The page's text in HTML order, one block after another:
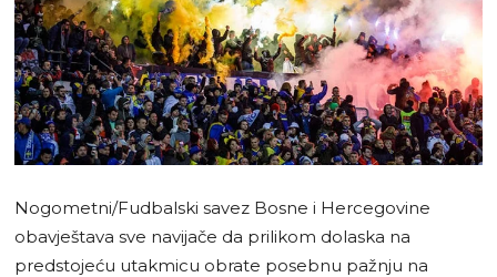
Nogometni/Fudbalski savez Bosne i Hercegovine
obavještava sve navijače da prilikom dolaska na
predstojeću utakmicu obrate posebnu pažnju na